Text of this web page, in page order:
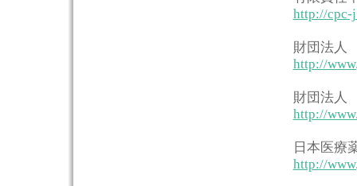
http://cpc-
財団法人
http://
財団法人
http://
日本医療
http://